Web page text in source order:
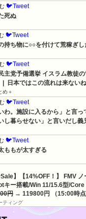
🐦Tweet
死ぬ
🐦Tweet
持ち物に○○を付けて荒稼ぎ
🐦Tweet
主党予備選挙 イスラム教徒
日本ではこの流れは来ないね
め＋
🐦Tweet
わ。施設に入るから」と言
し暮らせない」と言いだし
🐦Tweet
ももが太すぎる
】【14%OFF！】 FMV
ー搭載/Win 11/15.6型/
円 → 119800円 （15:00時点
ティング